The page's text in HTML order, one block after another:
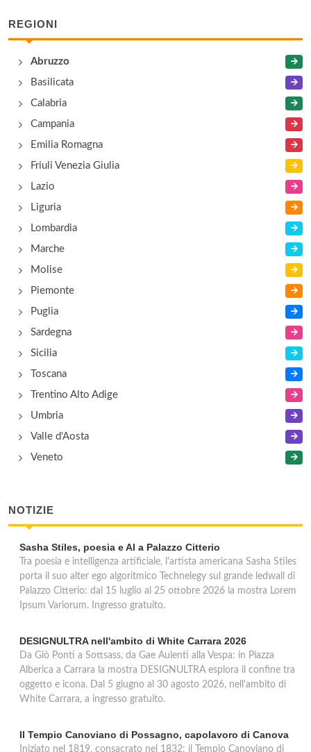
REGIONI
Abruzzo
Basilicata
Calabria
Campania
Emilia Romagna
Friuli Venezia Giulia
Lazio
Liguria
Lombardia
Marche
Molise
Piemonte
Puglia
Sardegna
Sicilia
Toscana
Trentino Alto Adige
Umbria
Valle d'Aosta
Veneto
NOTIZIE
Sasha Stiles, poesia e AI a Palazzo Citterio
Tra poesia e intelligenza artificiale, l'artista americana Sasha Stiles
porta il suo alter ego algoritmico Technelegy sul grande ledwall di
Palazzo Citterio: dal 15 luglio al 25 ottobre 2026 la mostra Lorem
Ipsum Variorum. Ingresso gratuito.
DESIGNULTRA nell'ambito di White Carrara 2026
Da Giò Ponti a Sottsass, da Gae Aulenti alla Vespa: in Piazza
Alberica a Carrara la mostra DESIGNULTRA esplora il confine tra
oggetto e icona. Dal 5 giugno al 30 agosto 2026, nell'ambito di
White Carrara, a ingresso gratuito.
Il Tempio Canoviano di Possagno, capolavoro di Canova
Iniziato nel 1819, consacrato nel 1832: il Tempio Canoviano di